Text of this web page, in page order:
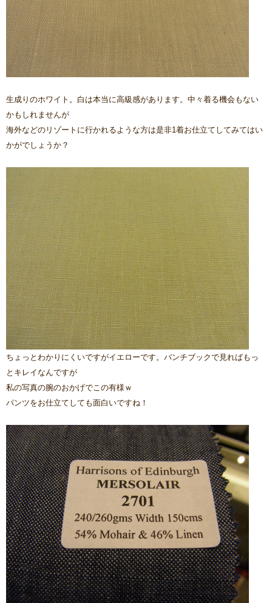
生成りのホワイト。白は本当に高級感があります。中々着る機会もない
かもしれませんが
海外などのリゾートに行かれるような方は是非1着お仕立てしてみてはい
かがでしょうか？
ちょっとわかりにくいですがイエローです。バンチブックで見ればもっ
とキレイなんですが
私の写真の腕のおかげでこの有様ｗ
パンツをお仕立てしても面白いですね！